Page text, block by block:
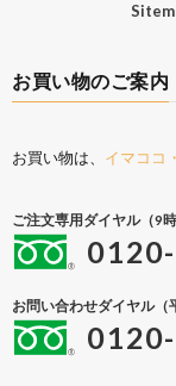
お買い物のご案内
お買い物は、 イマココ
ご注文専用ダイヤル（9
お問い合わせダイヤル（